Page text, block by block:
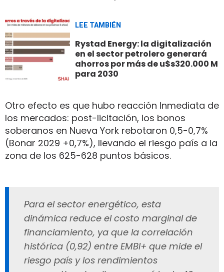
LEE TAMBIÉN
Rystad Energy: la digitalización
en el sector petrolero generará
ahorros por más de u$s320.000 M
para 2030
Otro efecto es que hubo reacción Inmediata de
los mercados: post-licitación, los bonos
soberanos en Nueva York rebotaron 0,5-0,7%
(Bonar 2029 +0,7%), llevando el riesgo país a la
zona de los 625-628 puntos básicos.
Para el sector energético, esta
dinámica reduce el costo marginal de
financiamiento, ya que la correlación
histórica (0,92) entre EMBI+ que mide el
riesgo país y los rendimientos